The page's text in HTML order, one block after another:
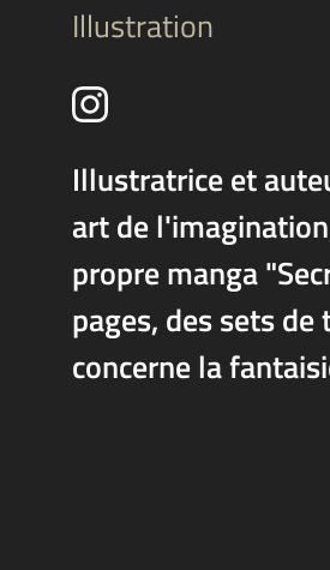
Illustration
Illustratrice et
art de
propre manga
pages, des sets
concerne la